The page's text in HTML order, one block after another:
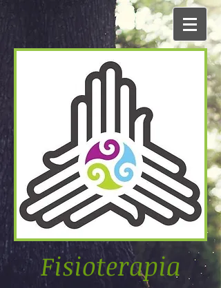
Fisioterapia